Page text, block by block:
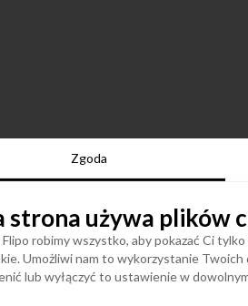
Zgoda
strona używa plików
robimy wszystko, aby pokazać Ci
Umożliwi nam to wykorzystanie
lub wyłączyć to ustawienie w